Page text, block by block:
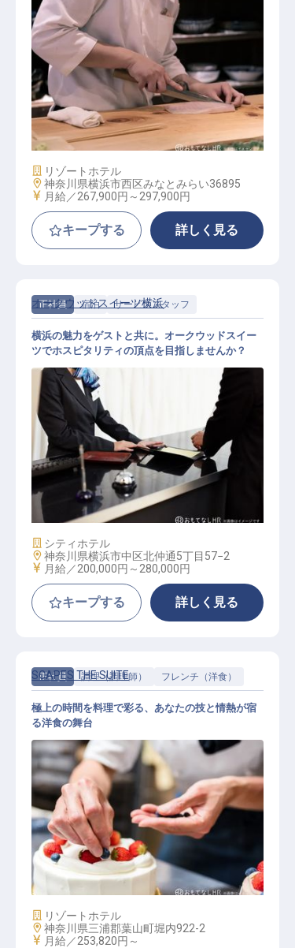
日本料理
施設業態
リゾートホテル
勤務地
神奈川県横浜市西区みなとみらい36895
給与
月給／267,900円～ 297,900円
キープする 詳しく見る
正社員 宿泊 サービススタッフ
ゲストサービス
オークウッドスイーツ横浜
横浜の魅力をゲストと共に。オークウッドスイー
ツでホスピタリティの頂点を目指しませんか？
施設業態
シティホテル
勤務地
神奈川県横浜市中区北仲通5丁目57−2
給与
月給／200,000円～ 280,000円
キープする 詳しく見る
正社員 調理（調理師） フレンチ（洋食）
キッチン（洋食調理）
SCAPES THE SUITE
極上の時間を料理で彩る、あなたの技と情熱が宿
る洋食の舞台
施設業態
リゾートホテル
勤務地
神奈川県三浦郡葉山町堀内922-2
給与
月給／253,820円～